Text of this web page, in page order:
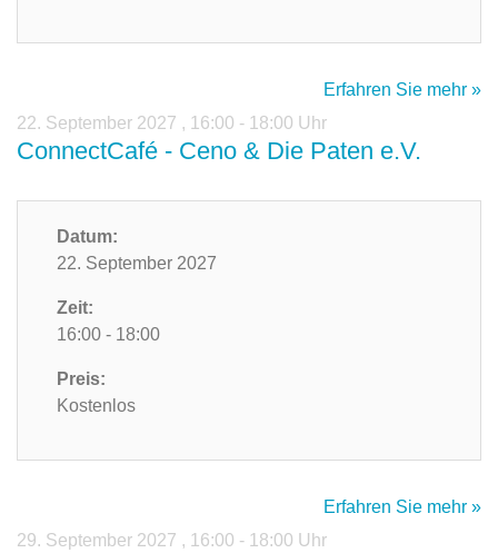
Erfahren Sie mehr »
22. September 2027 , 16:00 - 18:00 Uhr
ConnectCafé - Ceno & Die Paten e.V.
Datum:
22. September 2027
Zeit:
16:00 - 18:00
Preis:
Kostenlos
Erfahren Sie mehr »
29. September 2027 , 16:00 - 18:00 Uhr